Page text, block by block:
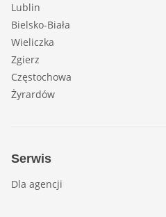
Lublin
Bielsko-Biała
Wieliczka
Zgierz
Częstochowa
Żyrardów
Serwis
Dla agencji